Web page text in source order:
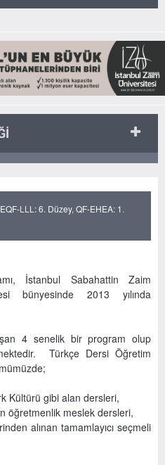
LLL: 6. Düzey, QF-EHEA: 1.
İstanbul Sabahattin Zaim
bünyesinde 2013 yılında
4 senelik bir program olup
Türkçe Dersi Öğretim
Kültürü gibi alan dersleri,
öğretmenlik meslek dersleri,
alınan tamamlayıcı seçmeli